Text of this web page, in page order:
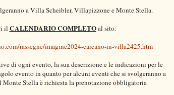
a Villa Scheibler, Villapizzone e Monte Stella.
il CALENDARIO COMPLETOal sito:
rassegne/imagine2024-carcano-in-villa2425.htm
di ogni evento, la sua descrizione e le indicazioni per le
evento in quanto per alcuni eventi che si svolgeranno a
Stella è richiesta la prenotazione obbligatoria